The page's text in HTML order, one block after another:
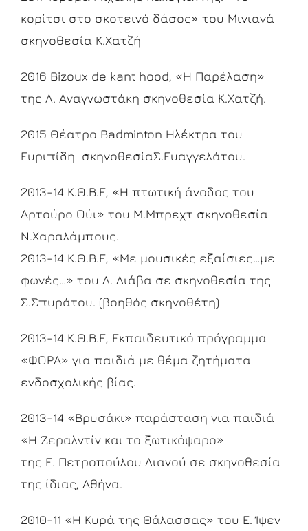
κορίτσι στο σκοτεινό δάσος» του Μινιανά
σκηνοθεσία Κ.Χατζή
2016 Bizoux de kant hood, «Η Παρέλαση»
της Λ. Αναγνωστάκη σκηνοθεσία Κ.Χατζή.
2015 Θέατρο Badminton Ηλέκτρα του
Ευριπίδη σκηνοθεσίαΣ.Ευαγγελάτου.
2013-14 Κ.Θ.Β.Ε, «Η πτωτική άνοδος του
Αρτούρο Ούι» του Μ.Μπρεχτ σκηνοθεσία
Ν.Χαραλάμπους.
2013-14 Κ.Θ.Β.Ε, «Με μουσικές εξαίσιες…με
φωνές…» του Λ. Λιάβα σε σκηνοθεσία της
Σ.Σπυράτου. (βοηθός σκηνοθέτη)
2013-14 Κ.Θ.Β.Ε, Εκπαιδευτικό πρόγραμμα
«ΦΟΡΑ» για παιδιά με θέμα ζητήματα
ενδοσχολικής βίας.
2013-14 «Βρυσάκι» παράσταση για παιδιά
«Η Ζεραλντίν και το ξωτικόψαρο»
της Ε. Πετροπούλου Λιανού σε σκηνοθεσία
της ίδιας, Αθήνα.
2010-11 «Η Κυρά της Θάλασσας» του Ε. Ίψεν